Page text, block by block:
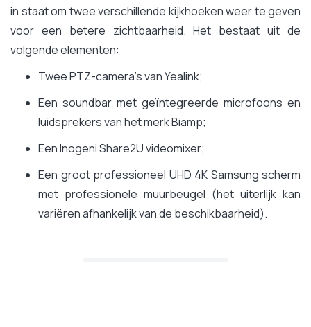
in staat om twee verschillende kijkhoeken weer te geven
voor een betere zichtbaarheid. Het bestaat uit de
volgende elementen:
Twee PTZ-camera's van Yealink;
Een soundbar met geïntegreerde microfoons en
luidsprekers van het merk Biamp;
Een Inogeni Share2U videomixer;
Een groot professioneel UHD 4K Samsung scherm
met professionele muurbeugel (het uiterlijk kan
variëren afhankelijk van de beschikbaarheid).